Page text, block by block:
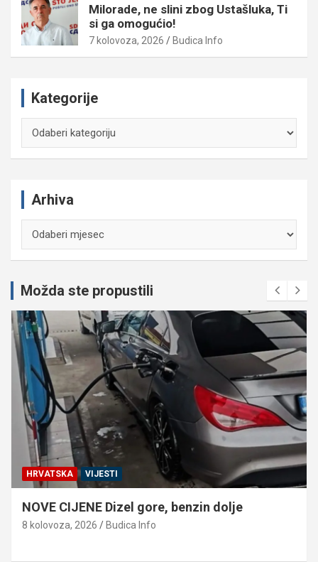
Milorade, ne slini zbog Ustašluka, Ti
si ga omogućio!
7 kolovoza, 2026 Budica Info
Kategorije
Arhiva
Možda ste propustili
HRVATSKA VIJESTI
NOVE CIJENE Dizel gore, benzin dolje
8 kolovoza, 2026 Budica Info